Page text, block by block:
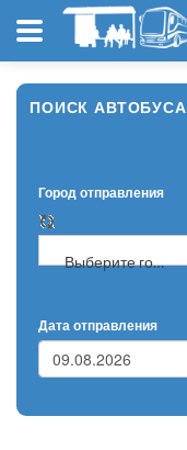
ПОИСК АВТОБУСА
Город отправления
Выберите город ...
Дата отправления